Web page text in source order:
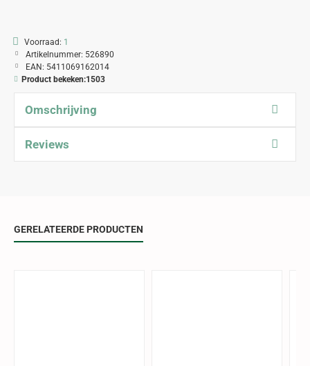
Voorraad: 1
Artikelnummer: 526890
EAN: 5411069162014
Product bekeken:1503
Omschrijving
Reviews
GERELATEERDE PRODUCTEN